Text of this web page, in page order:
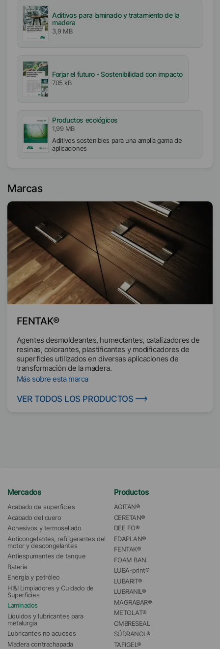
Aditivos para laminado y tratamiento de la
madera
3,9 MB
Forjar el futuro - Sostenibilidad con impacto
705 kB
Productos ecológicos
1,99 MB
Aditivos sostenibles para una amplia gama de
aplicaciones
Marcas
FENTAK®
Agentes desmoldeantes, humectantes, catalizadores de
resinas, colorantes, plastificantes y modificadores de
superficies utilizados en diversas aplicaciones de
transformación de la madera.
Más sobre esta marca
VER TODOS LOS PRODUCTOS
Mercados
Acabado de superficies
Acabado del cuero
Adhesivos y termosellado
Anticongelantes, refrigerantes del
motor y descongelantes
Antiespumantes de tanque
Batería
Energía y petróleo
HI&I Limpiadores y Cuidado de
Superficies
Laminados
Líquidos y lubricantes para
metalurgia
Lubricantes no acuosos
Madera contrachapada
Productos
AGITAN®
CERETAN®
DEE FO®
EDAPLAN®
FENTAK®
FOAM BAN
LUBA-print®
LUBARIT®
LUBRANIL®
MAGRABAR®
METOLAT®
OMBRESEAL
SÜDRANOL®
TAFIGEL®